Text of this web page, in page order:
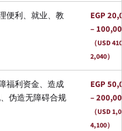
便利、就业、教
EGP
–
（USD
2,040）
福利资金、造成
伪造无障碍合规
EGP
–
（USD
4,100）